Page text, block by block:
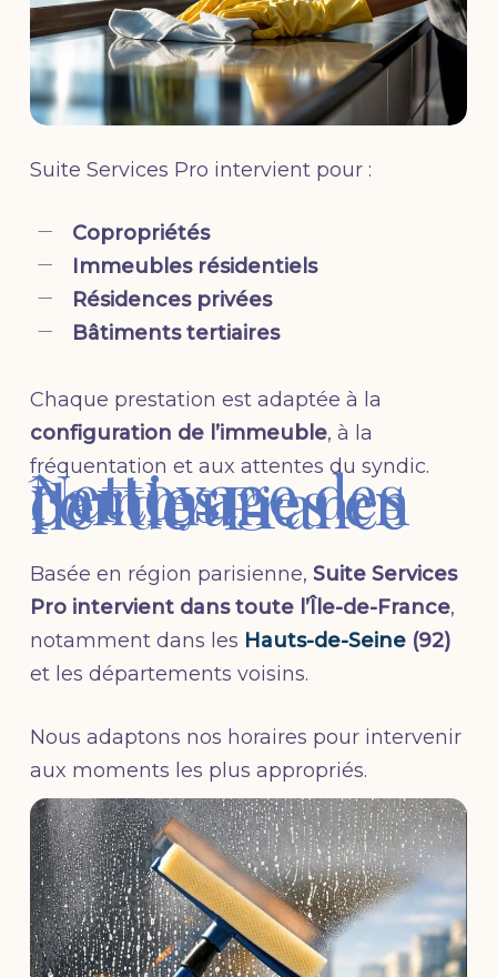
Suite Services Pro intervient pour :
Copropriétés
Immeubles résidentiels
Résidences privées
Bâtiments tertiaires
Chaque prestation est adaptée à la
configuration de l’immeuble, à la
fréquentation et aux attentes du syndic.
Nettoyage des
parties
communes en
Île-de-France
Basée en région parisienne, Suite Services
Pro intervient dans toute l’Île-de-France,
notamment dans les Hauts-de-Seine(92)
et les départements voisins.
Nous adaptons nos horaires pour intervenir
aux moments les plus appropriés.